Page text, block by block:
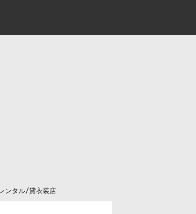
ンタル/貸衣装店